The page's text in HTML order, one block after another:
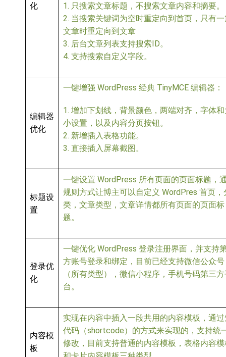
化
1. 只搜索文章标题，不搜索文章内容和摘要。
2. 当搜索关键词为空时重定向到首页，只有
文章时重定向到文章
3. 后台文章列表支持搜索ID。
4. 支持搜索自定义字段。
编辑器
优化
一键增强 WordPress 经典 TinyMCE 编辑器：
1. 增加下划线，背景颜色，两端对齐，字体
小设置，以及内容分页按钮。
2. 新增插入表格功能。
3. 直接插入屏幕截图。
标题设
置
一键设置 WordPress 所有页面的页面标题，
规则方式让博主可以自定义 WordPres 首页，
类，文章类型，文章详情都所有页面的页面标
题。
登录优
化
一键优化 WordPress 登录注册界面，并支持
方账号登录和绑定，目前已经支持微信公众号
（所有类型），微信小程序，手机号码第三
台。
内容模
板
实现在内容中插入一段共用的内容模板，通
代码（shortcode）的方式来实现的，支持统
修改，目前支持普通的内容模板，表格内容